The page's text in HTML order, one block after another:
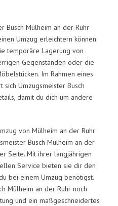
Busch Mülheim an der Ruhr
Umzug erleichtern können.
temporäre Lagerung von
Gegenständen oder die
Im Rahmen eines
sich Umzugsmeister Busch
damit du dich um andere
von Mülheim an der Ruhr
Busch Mülheim an der
Seite. Mit ihrer langjährigen
Service bieten sie dir den
bei einem Umzug benötigst.
Mülheim an der Ruhr noch
und ein maßgeschneidertes